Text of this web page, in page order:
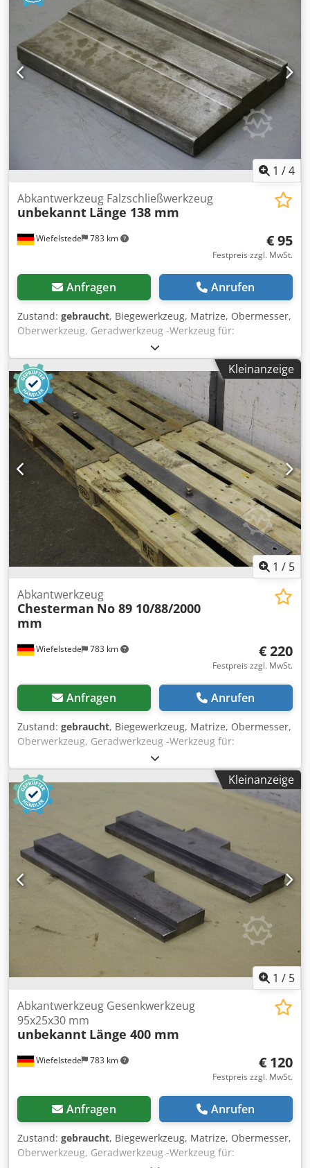
1 /4
Wiefelstede 783 km
Abkantwerkzeug Falzschließwerkzeug
unbekannt Länge 138 mm
€ 95
Festpreis zzgl. MwSt.
Anfragen Anrufen
Zustand: gebraucht, Biegewerkzeug, Matrize, Obermesser,
Oberwerkzeug, Geradwerkzeug -Werkzeug für:
Abkantpresse -Werkzeug für: das schließen von Falzen
Djdpfec Spnfjx Al Dock -Dicke: 25/18 mm -Gesamtlänge:
138 mm -Gesamthöhe: 70 mm -Gewicht: 4 kg Kleinanzeige
1 / 5
Wiefelstede 783 km
Abkantwerkzeug
Chesterman No 89 10/88/2000
mm
€ 220
Festpreis zzgl. MwSt.
Anfragen Anrufen
Zustand: gebraucht, Biegewerkzeug, Matrize, Obermesser,
Oberwerkzeug, Geradwerkzeug -Werkzeug für:
Abkantpresse Dcodpfx Alsfkv Sfs Dek -Abmessungen: 10 x
88 mm -Länge: 2000 mm -mit: Lagerkiste -Gewicht: 13,2 kg
Kleinanzeige
1 / 5
Wiefelstede 783 km
Abkantwerkzeug Gesenkwerkzeug
95x25x30 mm
unbekannt Länge 400 mm
€ 120
Festpreis zzgl. MwSt.
Anfragen Anrufen
Zustand: gebraucht, Biegewerkzeug, Matrize, Obermesser,
Oberwerkzeug, Geradwerkzeug -Werkzeug für: